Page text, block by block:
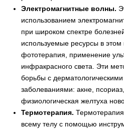
Электромагнитные волны.
использованием
при широком спектре
используемые ресурсы в этом
фототерапия, применение
инфракрасного света. Эти
борьбы с
заболеваниями: акне,
физиологическая желтуха
Термотерапия.
всему телу с помощью